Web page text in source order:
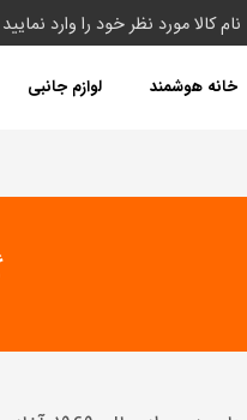
خانه هوشمند لوازم جانبی